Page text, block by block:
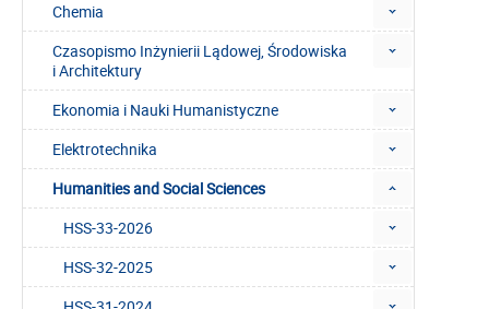
Chemia
Czasopismo Inżynierii Lądowej, Środowiska
i Architektury
Ekonomia i Nauki Humanistyczne
Elektrotechnika
Humanities and Social Sciences
HSS-33-2026
HSS-32-2025